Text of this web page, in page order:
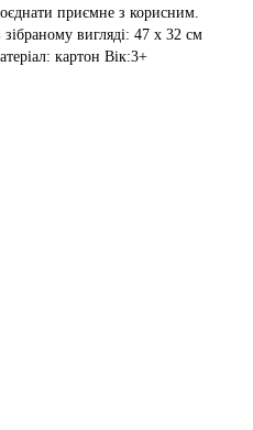
приємне з корисним.
зібраному вигляді: 47 х 32 см
картон Вік:3+